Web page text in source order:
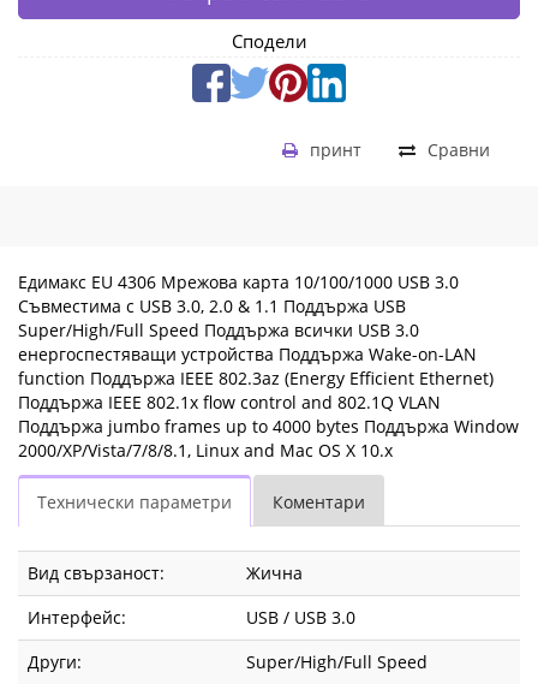
Сподели
Сравни
принт
Eдимакс EU 4306 Мрежова карта 10/100/1000 USB 3.0
Съвместима с USB 3.0, 2.0 & 1.1 Поддържа USB
Super/High/Full Speed Поддържа всички USB 3.0
енергоспестяващи устройства Поддържа Wake-on-LAN
function Поддържа IEEE 802.3az (Energy Efficient Ethernet)
Поддържа IEEE 802.1x flow control and 802.1Q VLAN
Поддържа jumbo frames up to 4000 bytes Поддържа Window
2000/XP/Vista/7/8/8.1, Linux and Mac OS X 10.x
Технически параметри Коментари
Вид свързаност:
Жична
Интерфейс:
USB / USB 3.0
Други:
Super/High/Full Speed